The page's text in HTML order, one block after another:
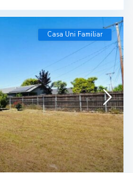
Casa Uni Familiar